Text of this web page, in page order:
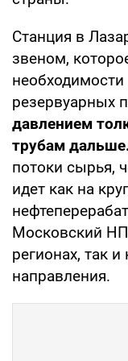
Станция в
звеном,
необходимости
резервуарных
давлением
трубам
потоки сырья,
идет как на
Московский
регионах, так
направления.